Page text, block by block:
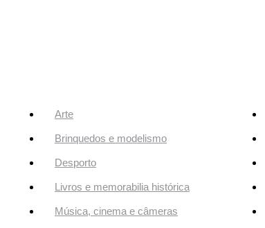
Arte
Brinquedos e modelismo
Desporto
Livros e memorabilia histórica
Música, cinema e câmeras